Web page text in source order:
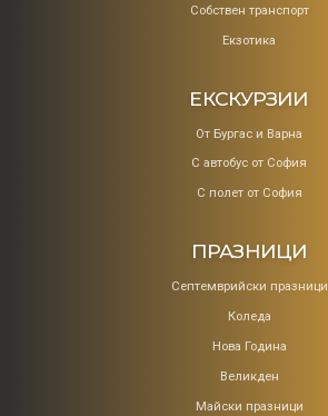
Собствен транспорт
Екзотика
ЕКСКУРЗИИ
От Бургас и Варна
С автобус от София
С полет от София
ПРАЗНИЦИ
Септемврийски празници
Коледa
Нова Година
Великден
Майски празници